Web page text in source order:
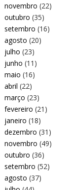
novembro (22)
outubro (35)
setembro (16)
agosto (20)
julho (23)
junho (11)
maio (16)
abril (22)
março (23)
fevereiro (21)
janeiro (18)
dezembro (31)
novembro (49)
outubro (36)
setembro (52)
agosto (37)